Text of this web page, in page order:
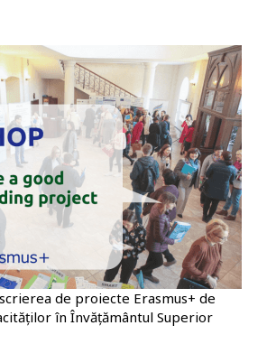
de proiecte Erasmus+ de
în Învățământul Superior